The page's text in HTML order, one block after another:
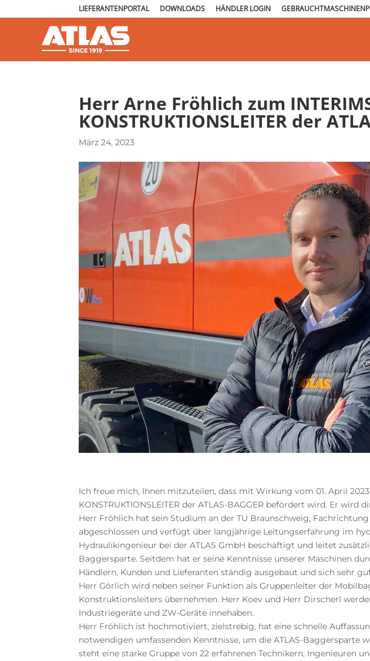
LIEFERANTENPORTAL DOWNLOADS HÄNDLER LOGIN
Herr Arne Fröhlich zum
KONSTRUKTIONSLEITER der
März 24, 2023
Ich freue mich, Ihnen mitzuteilen, dass mit Wirkung vom 01. April
KONSTRUKTIONSLEITER der ATLAS-BAGGER befördert wird. Er wird
Herr Fröhlich hat sein Studium an der TU Braunschweig,
abgeschlossen und verfügt über langjährige Leitungserfahrung im
Hydraulikingenieur bei der ATLAS GmbH beschäftigt und leitet
Baggersparte. Seitdem hat er seine Kenntnisse unserer Maschinen
Händlern, Kunden und Lieferanten ständig ausgebaut und sich sehr
Herr Görlich wird neben seiner Funktion als Gruppenleiter der
Konstruktionsleiters übernehmen. Herr Koev und Herr Dirscherl
Industriegeräte und ZW-Geräte innehaben.
Herr Fröhlich ist hochmotiviert, zielstrebig, hat eine schnelle
notwendigen umfassenden Kenntnisse, um die ATLAS-Baggersparte
steht eine starke Gruppe von 22 erfahrenen Technikern, Ingenieuren